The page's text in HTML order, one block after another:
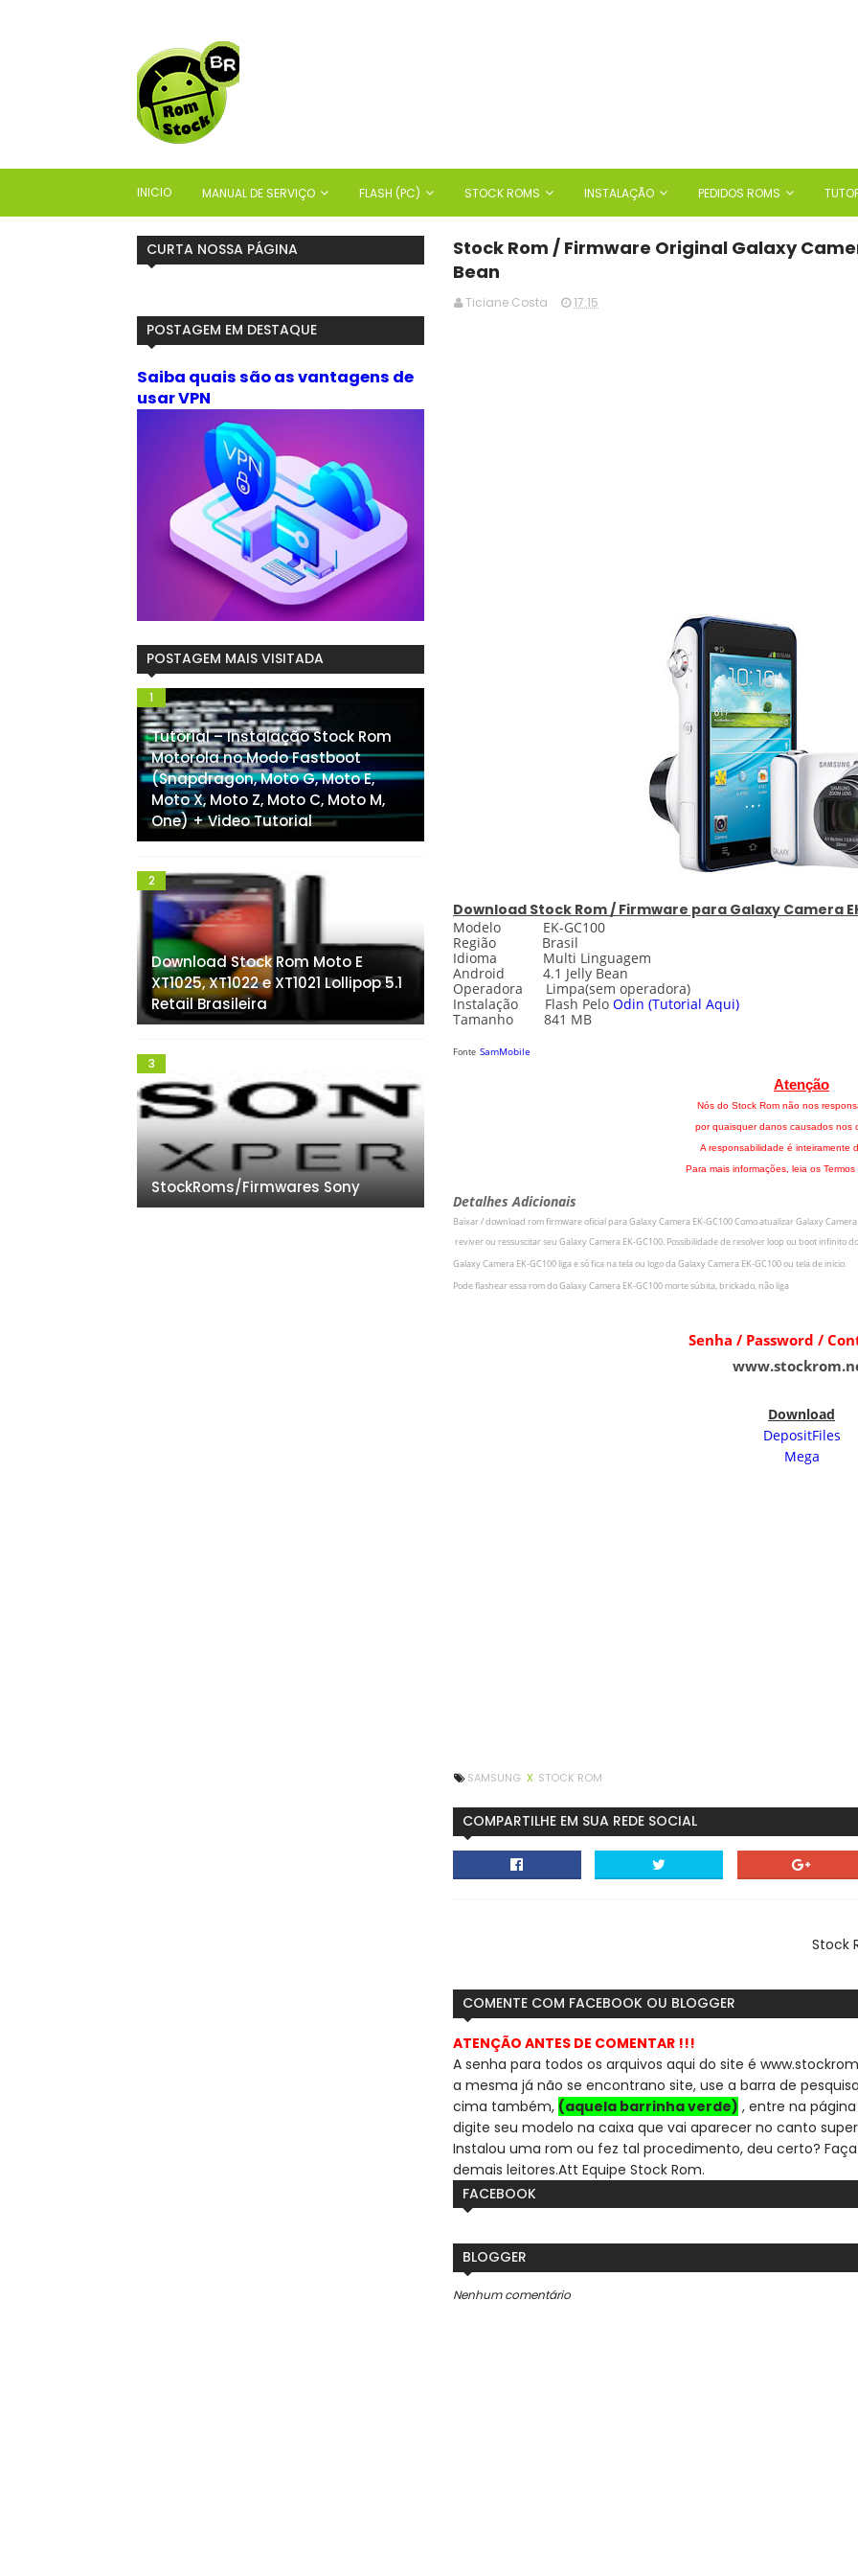
INICIO MANUAL DE SERVIÇO FLASH (PC) STOCK ROMS INSTALAÇÃO PEDIDOS ROMS
Stock Rom / Firmware Original Galaxy
Bean
Ticiane Costa 17:15
Download Stock Rom / Firmware para Galaxy Camera
Modelo EK-GC100
Região Brasil
Idioma Multi Linguagem
Android 4.1 Jelly Bean
Operadora Limpa(sem operadora)
Instalação Flash Pelo Odin (Tutorial Aqui)
Tamanho 841 MB
Fonte SamMobile
Atenção
Nós do Stock Rom não nos
por quaisquer danos causados nos
A responsabilidade é inteiramente
Para mais informações, leia os Termos
Detalhes Adicionais
Baixar / download rom firmware oficial para Galaxy Camera EK-GC100Como atualizarGalaxy Camera
reviver ou ressuscitar seu Galaxy Camera EK-GC100. Possibilidade de resolver loop ou boot infinito do
Galaxy Camera EK-GC100 liga e só fica na tela ou logo daGalaxy Camera EK-GC100 ou tela de inicio.
Pode flashear essa rom doGalaxy Camera EK-GC100 morte súbita, brickado, não liga
Senha / Password /
Download
DepositFiles
Mega
SAMSUNG X STOCK ROM
COMPARTILHE EM SUA REDE SOCIAL
Stock
COMENTE COM FACEBOOK OU BLOGGER
ATENÇÃO ANTES DE COMENTAR !!!
A senha para todos os arquivos aqui do site é
a mesma já não se encontrano site, use a barra de
cima também, (aquela barrinha verde) , entre na
digite seu modelo na caixa que vai aparecer no canto
Instalou uma rom ou fez tal procedimento, deu certo?
demais leitores.Att Equipe Stock Rom.
FACEBOOK
BLOGGER
Nenhum comentário
CURTA NOSSA PÁGINA
POSTAGEM EM DESTAQUE
Saiba quais são as vantagens de
usar VPN
POSTAGEM MAIS VISITADA
Tutorial – Instalação Stock Rom
Motorola no Modo Fastboot
(Snapdragon, Moto G, Moto E,
Moto X, Moto Z, Moto C, Moto M,
One) + Video Tutorial
Download Stock Rom Moto E
XT1025, XT1022 e XT1021 Lollipop 5.1
Retail Brasileira
StockRoms/Firmwares Sony